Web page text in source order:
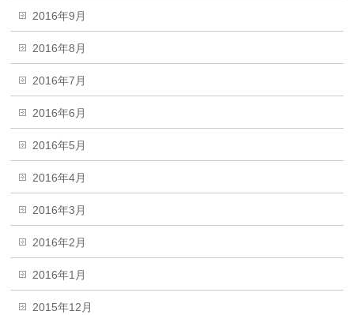
2016年9月
2016年8月
2016年7月
2016年6月
2016年5月
2016年4月
2016年3月
2016年2月
2016年1月
2015年12月